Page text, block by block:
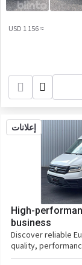
≈ 1 156 USD
إعلانات
High-
business
Discover reliable
quality,